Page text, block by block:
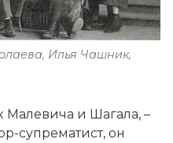
Илья Чашник,
Малевича и Шагала, –
супрематист, он